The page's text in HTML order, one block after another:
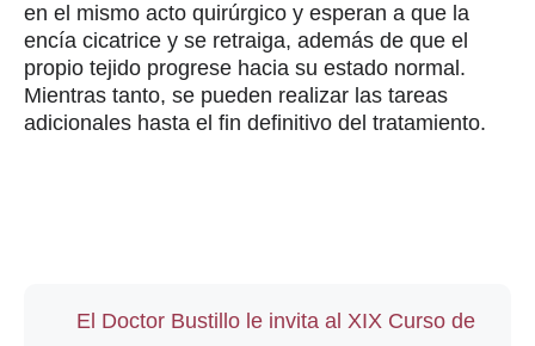
en el mismo acto quirúrgico y esperan a que la
encía cicatrice y se retraiga, además de que el
propio tejido progrese hacia su estado normal.
Mientras tanto, se pueden realizar las tareas
adicionales hasta el fin definitivo del tratamiento.
El Doctor Bustillo le invita al XIX Curso de